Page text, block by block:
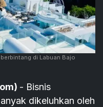
di Labuan Bajo
- Bisnis
dikeluhkan oleh